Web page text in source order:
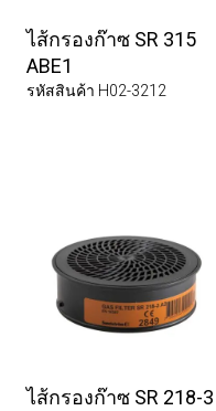
ไส้กรองก๊าซ SR 315
ABE1
รหัสสินค้า H02-3212
ไส้กรองก๊าซ SR 218-3